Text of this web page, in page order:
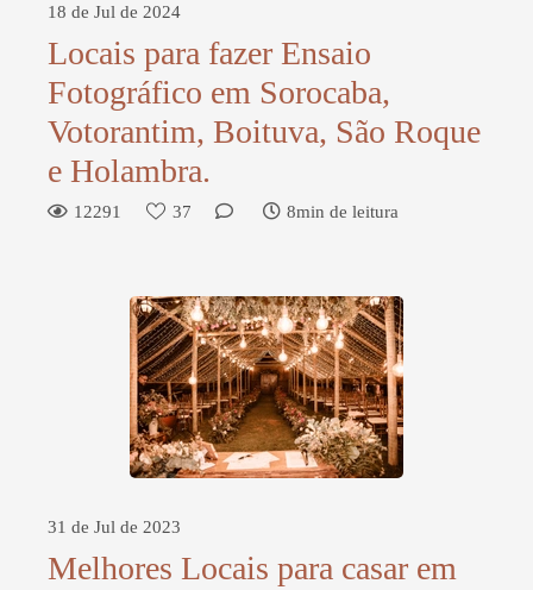
18 de Jul de 2024
Locais para fazer Ensaio
Fotográfico em Sorocaba,
Votorantim, Boituva, São Roque
e Holambra.
12291 37 8min de leitura
31 de Jul de 2023
Melhores Locais para casar em